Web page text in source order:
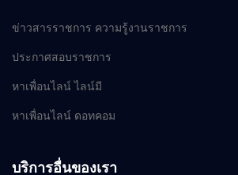
ข่าวสารราชการ ความรู้งานราชการ
ประกาศสอบราชการ
หาเพื่อนไลน์ ไลน์มี
หาเพื่อนไลน์ ดอทคอม
บริการอื่นของเรา